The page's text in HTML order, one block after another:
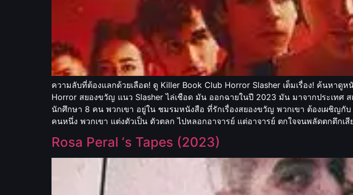
ความลับที่ต้องแลกด้วยเลือด! ดู Killer Book Club Horror Slasher เต็มเรื่อง! ค้นหา
Horror สยองขวัญ แนว Slasher ไล่เชือด มัน ออกฉายในปี 2023 มัน มาจากประเทศ
นักศึกษา 8 คน พวกเขา อยู่ใน ชมรมหนังสือ ที่รักเรื่องสยองขวัญ พวกเขา ต้องเผชิญกั
คนหนึ่ง พวกเขา แต่งตัวเป็น ตัวตลก ไปหลอกอาจารย์ แต่อาจารย์ ตกใจจนพลัดตกตึกเ
Rosa Peral ‘s Tapes (2023)